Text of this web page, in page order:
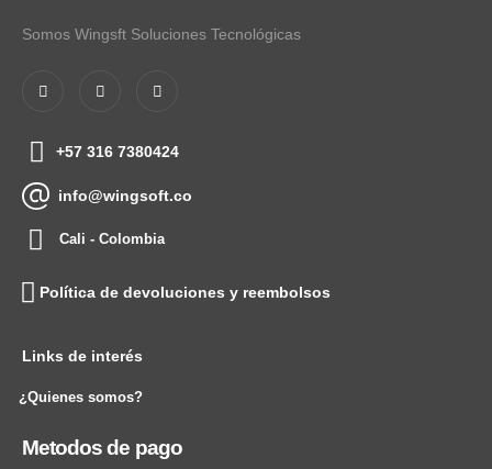
Somos Wingsft Soluciones Tecnológicas
+57 316 7380424
info@wingsoft.co
Cali - Colombia
Política de devoluciones y reembolsos
Links de interés
¿Quienes somos?
Metodos de pago